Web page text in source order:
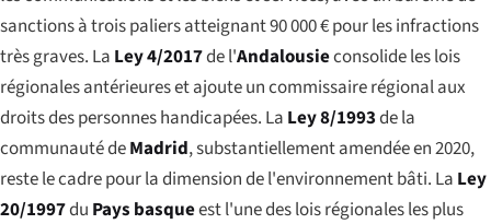
sanctions à trois paliers atteignant 90 000 € pour les infractions
très graves. La Ley 4/2017de l'Andalousieconsolide les lois
régionales antérieures et ajoute un commissaire régional aux
droits des personnes handicapées. La Ley 8/1993de la
communauté deMadrid, substantiellement amendée en 2020,
reste le cadre pour la dimension de l'environnement bâti. La Ley
20/1997du Pays basqueest l'une des lois régionales les plus